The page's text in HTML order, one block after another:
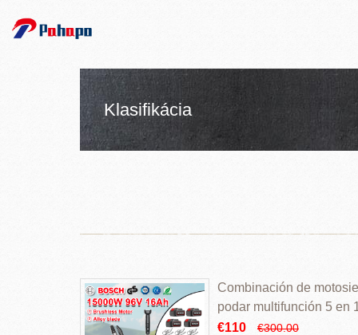
Klasifikácia
Combinación de
podar multifunción 5 en
€110
€300.00